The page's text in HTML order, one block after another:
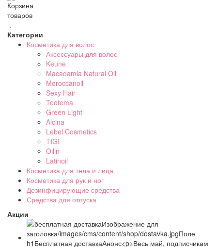
Корзина
товаров
.
Категории
Косметика для волос
Аксессуары для волос
Keune
Macadamia Natural Oil
Moroccanoil
Sexy Hair
Teotema
Green Light
Alcina
Lebel Cosmetics
TIGI
Ollin
Latinoil
Косметика для тела и лица
Косметика для рук и ног
Дезинфицирующие средства
Средства для отпуска
Акции